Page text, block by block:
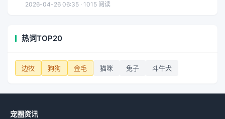
2026-04-26 06:35 · 1015 阅读
热词TOP20
边牧 狗狗 金毛 猫咪 兔子 斗牛犬
宠圈资讯